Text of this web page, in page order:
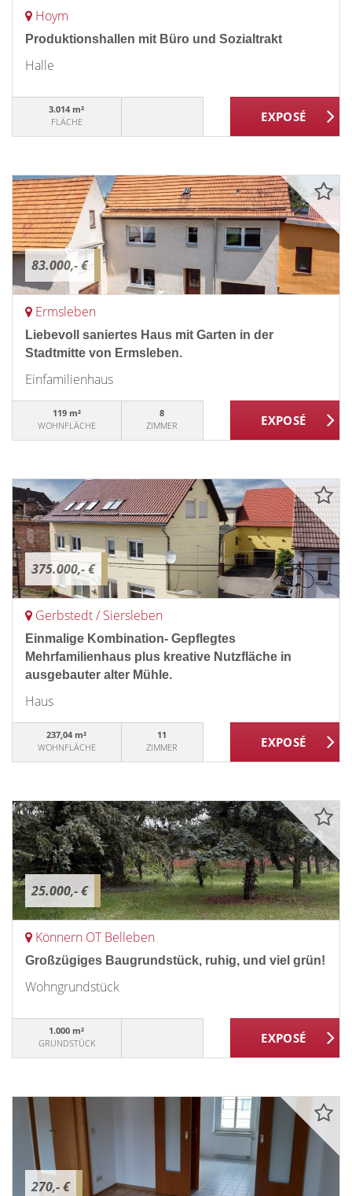
Hoym
Produktionshallen mit Büro und Sozialtrakt
Halle
3.014 m²
FLÄCHE
83.000,- €
Ermsleben
Liebevoll saniertes Haus mit Garten in der
Stadtmitte von Ermsleben.
Einfamilienhaus
119 m²
WOHNFLÄCHE
8
ZIMMER
375.000,- €
Gerbstedt / Siersleben
Einmalige Kombination- Gepflegtes
Mehrfamilienhaus plus kreative Nutzfläche in
ausgebauter alter Mühle.
Haus
237,04 m²
WOHNFLÄCHE
11
ZIMMER
25.000,- €
Könnern OT Belleben
Großzügiges Baugrundstück, ruhig, und viel grün!
Wohngrundstück
1.000 m²
GRUNDSTÜCK
270,- €